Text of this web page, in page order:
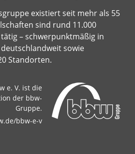
existiert seit mehr als 55
sind rund 11.000
– schwerpunktmäßig in
sowie
Standorten.
e. V. ist die
der bbw-
Gruppe.
bbw-e-v